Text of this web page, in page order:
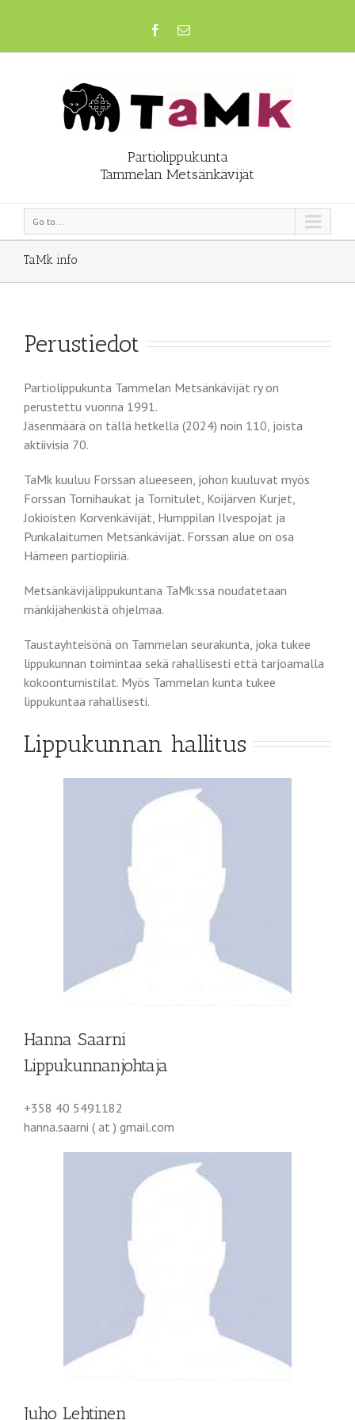
Partiolippukunta
Tammelan Metsänkävijät
Go to...
TaMk info
Perustiedot
Partiolippukunta Tammelan Metsänkävijät ry on
perustettu vuonna 1991.
Jäsenmäärä on tällä hetkellä (2024) noin 110, joista
aktiivisia 70.
TaMk kuuluu Forssan alueeseen, johon kuuluvat myös
Forssan Tornihaukat ja Tornitulet, Koijärven Kurjet,
Jokioisten Korvenkävijät, Humppilan Ilvespojat ja
Punkalaitumen Metsänkävijät. Forssan alue on osa
Hämeen partiopiiriä.
Metsänkävijälippukuntana TaMk:ssa noudatetaan
mänkijähenkistä ohjelmaa.
Taustayhteisönä on Tammelan seurakunta, joka tukee
lippukunnan toimintaa sekä rahallisesti että tarjoamalla
kokoontumistilat. Myös Tammelan kunta tukee
lippukuntaa rahallisesti.
Lippukunnan hallitus
Hanna Saarni
Lippukunnanjohtaja
+358 40 5491182
hanna.saarni ( at ) gmail.com
Juho Lehtinen